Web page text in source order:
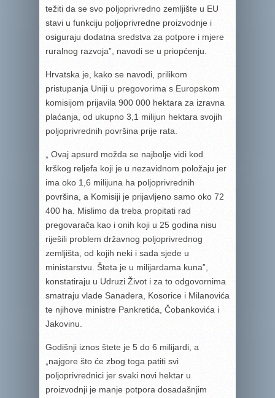
težiti da se svo poljoprivredno zemljište u EU
stavi u funkciju poljoprivredne proizvodnje i
osiguraju dodatna sredstva za potpore i mjere
ruralnog razvoja”, navodi se u priopćenju.
Hrvatska je, kako se navodi, prilikom
pristupanja Uniji u pregovorima s Europskom
komisijom prijavila 900 000 hektara za izravna
plaćanja, od ukupno 3,1 milijun hektara svojih
poljoprivrednih površina prije rata.
„ Ovaj apsurd možda se najbolje vidi kod
krškog reljefa koji je u nezavidnom položaju jer
ima oko 1,6 milijuna ha poljoprivrednih
površina, a Komisiji je prijavljeno samo oko 72
400 ha. Mislimo da treba propitati rad
pregovarača kao i onih koji u 25 godina nisu
riješili problem državnog poljoprivrednog
zemljišta, od kojih neki i sada sjede u
ministarstvu. Šteta je u milijardama kuna”,
konstatiraju u Udruzi Život i za to odgovornima
smatraju vlade Sanadera, Kosorice i Milanovića
te njihove ministre Pankretića, Čobankovića i
Jakovinu.
Godišnji iznos štete je 5 do 6 milijardi, a
„najgore što će zbog toga patiti svi
poljoprivrednici jer svaki novi hektar u
proizvodnji je manje potpora dosadašnjim